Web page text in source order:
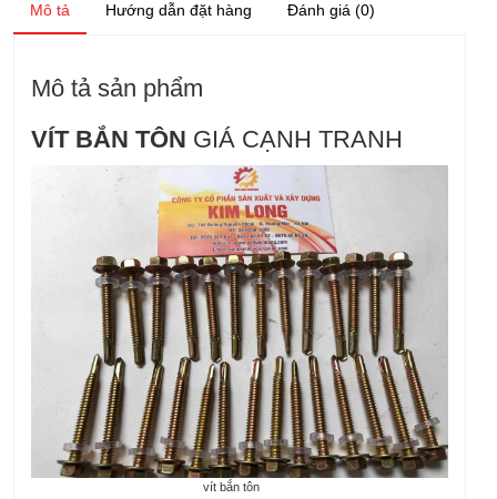
Mô tả Hướng dẫn đặt hàng Đánh giá (0)
Mô tả sản phẩm
VÍT BẮN TÔN GIÁ CẠNH TRANH
vít bắn tôn